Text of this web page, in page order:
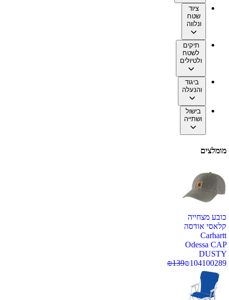
ציוד
שטח
ונלווה
תיקים
לשטח
ולטיולים
ביגוד
והנעלה
בישול
ושתייה
מומלצים
כובע מצחייה
קלאסי אודסה
Carhartt
Odessa CAP
DUSTY
100289
₪104
₪139